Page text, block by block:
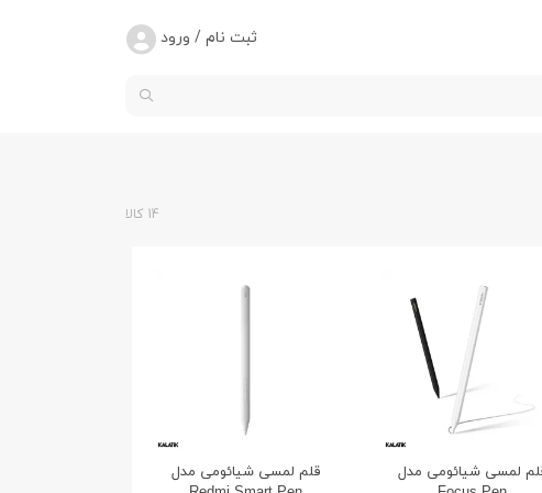
ثبت نام / ورود
14 کالا
لمسی شیائومی مدل
قلم لمسی شیائومی مدل